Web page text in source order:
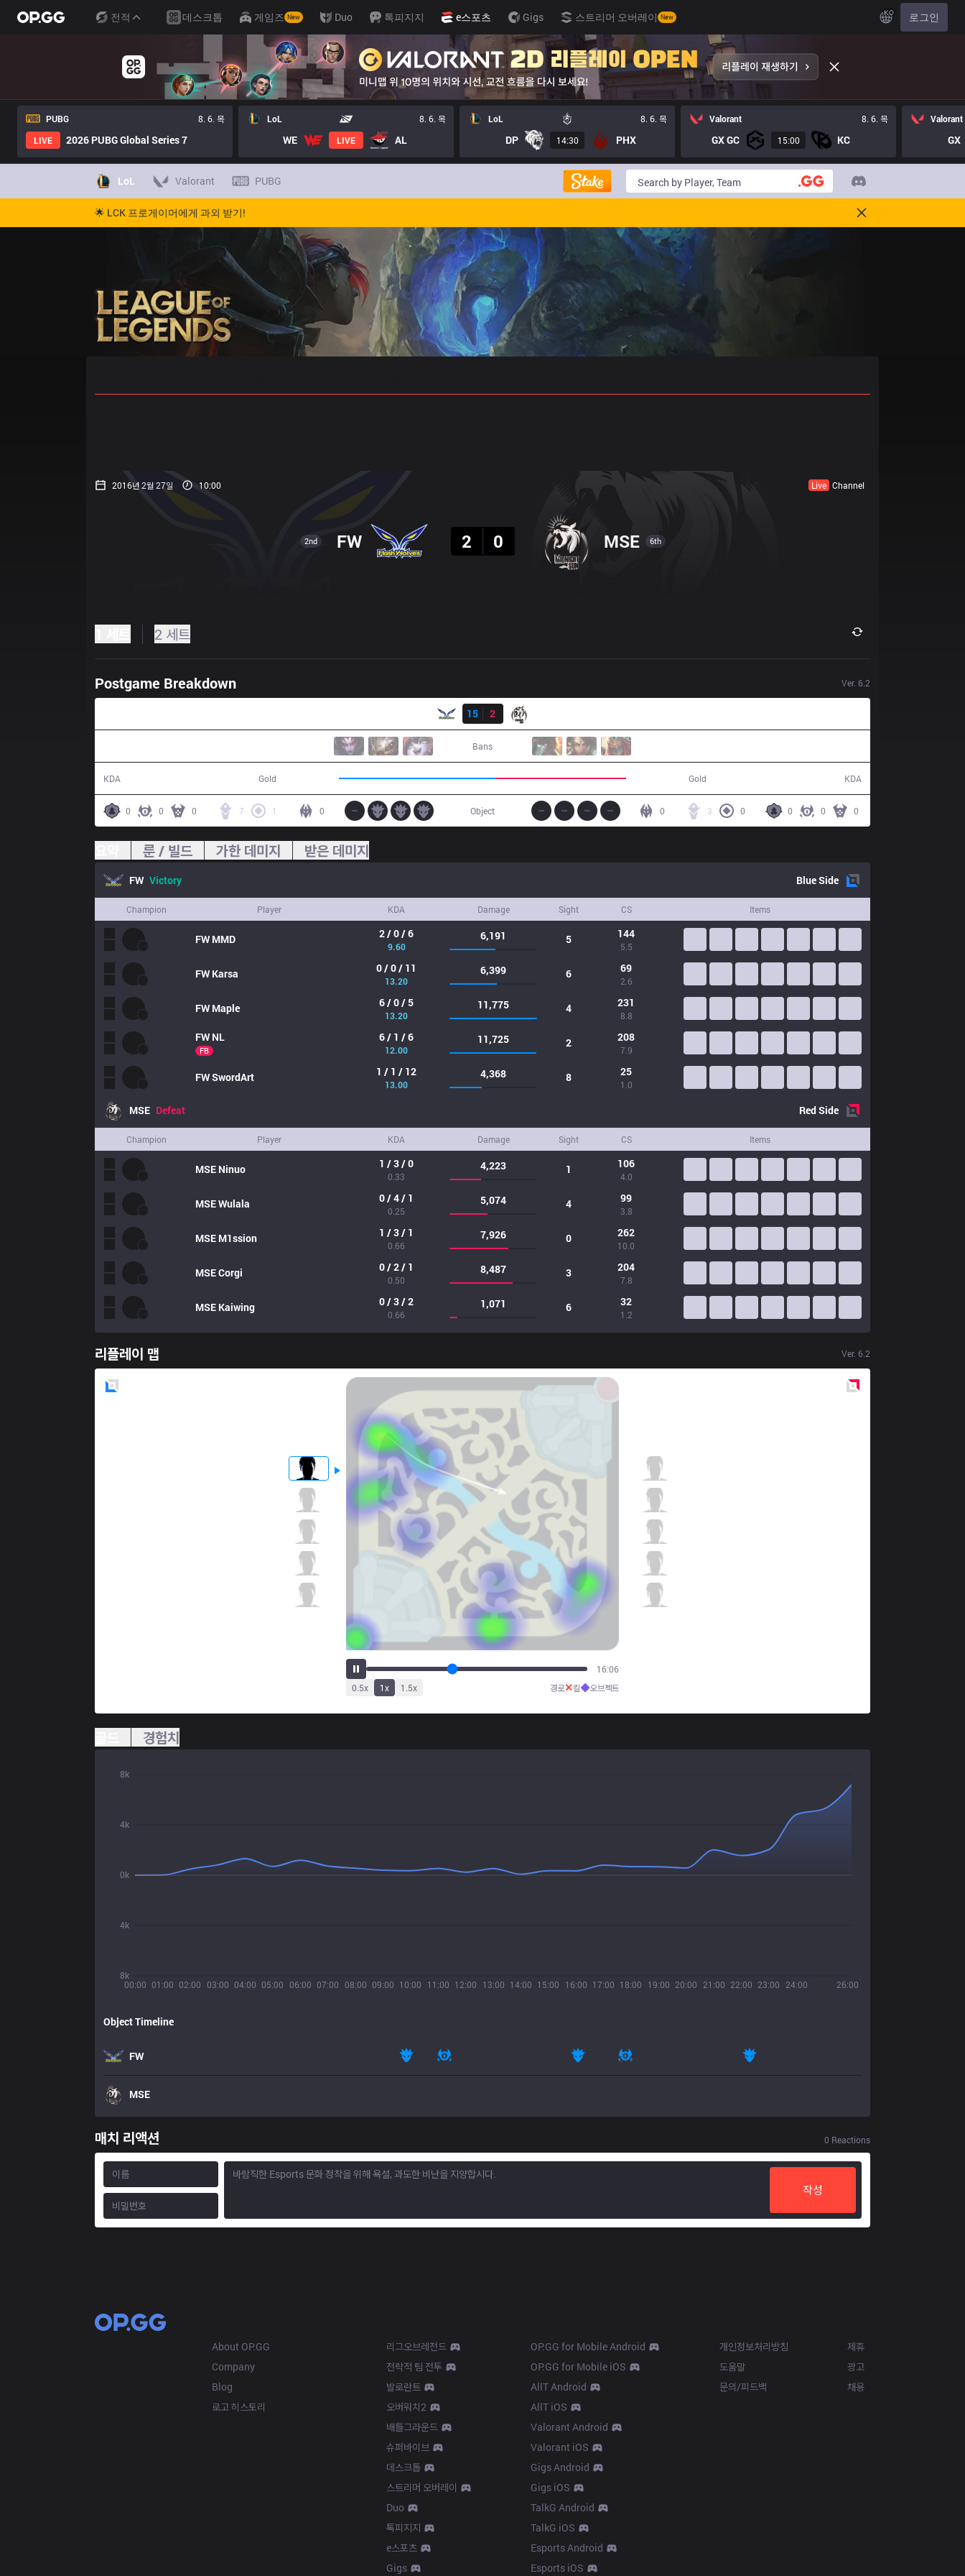
전적 데스크톱 게임즈 New Duo 톡피지지 e스포츠 Gigs 스트리머 오버레이 New KO 로그인
PUBG
8. 6. 목
LIVE
2026 PUBG Global Series 7
LoL 8. 6. 목
WE LIVE AL
LoL 8. 6. 목
DP 14:30 PHX
Valorant 8. 6. 목
GX GC 15:00 KC
Valorant
GX
LoL Valorant PUBG
🌟 LCK 프로게이머에게 과외 받기!
2016년 2월 27일 10:00 Live Channel
2nd FW
2
0 MSE 6th
2 세트
Postgame Breakdown Ver. 6.2
15
2
Bans
KDA Gold Gold KDA
0 0 0 7 1 0 0 0 0
3 0
0
Object
룬 / 빌드 가한 데미지 받은 데미지
FW Victory BlueSide
Champion Player KDA Damage Sight CS Items
FW MMD 2 / 0 / 6
9.60
6,191 5 144
5.5
FW Karsa 0 / 0 / 11
13.20
6,399 6 69
2.6
FW Maple 6 / 0 / 5
13.20
11,775 4 231
8.8
FW NL
FB
6 / 1 / 6
12.00
11,725 2 208
7.9
FWSwordArt 1 / 1 / 12
13.00
4,368 8 25
1.0
MSE Defeat RedSide
Champion Player KDA Damage Sight CS Items
MSE Ninuo 1 / 3 / 0
0.33
4,223 1 106
4.0
MSEWulala 0 / 4 / 1
0.25
5,074 4 99
3.8
MSE M1ssion 1 / 3 / 1
0.66
7,926 0 262
10.0
MSECorgi 0 / 2 / 1
0.50
8,487 3 204
7.8
MSE Kaiwing 0 / 3 / 2
0.66
1,071 6 32
1.2
리플레이 맵 Ver. 6.2
20:04
0.5x 1x 1.5x 경로✕킬◆오브젝트
경험치
00:00 01:00 02:00 03:00 04:00 05:00 06:00 07:00 08:00 09:00 10:00 11:00 12:00 13:00 14:00 15:00 16:00 17:00 18:00 19:00 20:00 21:00 22:00 23:00 24:00 26:00
8k
4k
0k
4k
8k
Object Timeline
FW
MSE
매치 리액션 0 Reactions
작성
About OP.GG
Company
Blog
로고 히스토리
리그오브레전드
전략적 팀 전투
발로란트
오버워치2
배틀그라운드
슈퍼바이브
데스크톱
스트리머 오버레이
Duo
톡피지지
e스포츠
Gigs
OP.GG for Mobile Android
OP.GG for Mobile iOS
AllT Android
AllT iOS
Valorant Android
Valorant iOS
Gigs Android
Gigs iOS
TalkG Android
TalkG iOS
Esports Android
Esports iOS
개인정보처리방침
도움말
문의/피드백
제휴
광고
채용